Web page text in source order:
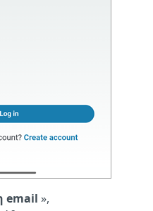
email »,